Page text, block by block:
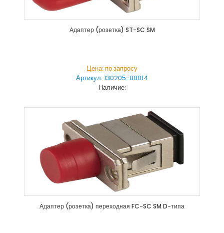
Адаптер (розетка) ST-SC SM
Цена: по запросу
Артикул: 130205-00014
Наличие:
Адаптер (розетка) переходная FC-SC SM D-типа